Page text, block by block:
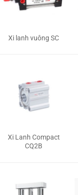
Xi lanh vuông SC
Xi Lanh Compact
CQ2B